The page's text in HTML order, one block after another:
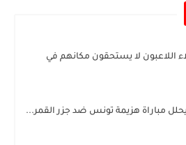
اللاعبون لا يستحقون مكانهم في
مباراة هزيمة تونس ضد جزر القمر...